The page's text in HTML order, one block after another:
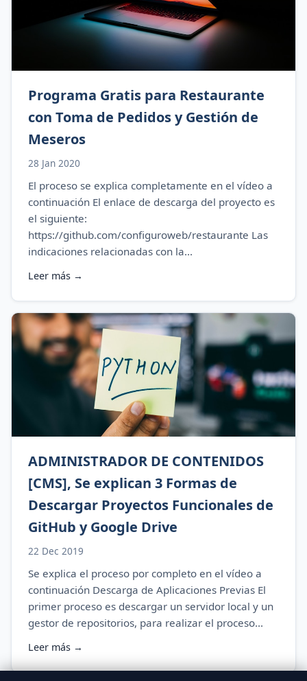
Programa Gratis para Restaurante
con Toma de Pedidos y Gestión de
Meseros
28 Jan 2020
El proceso se explica completamente en el vídeo a
continuación El enlace de descarga del proyecto es
el siguiente:
https://github.com/configuroweb/restaurante Las
indicaciones relacionadas con la...
Leer más →
ADMINISTRADOR DE CONTENIDOS
[CMS], Se explican 3 Formas de
Descargar Proyectos Funcionales de
GitHub y Google Drive
22 Dec 2019
Se explica el proceso por completo en el vídeo a
continuación Descarga de Aplicaciones Previas El
primer proceso es descargar un servidor local y un
gestor de repositorios, para realizar el proceso...
Leer más →